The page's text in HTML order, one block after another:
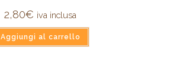
2,80€ iva inclusa
Aggiungi al carrello